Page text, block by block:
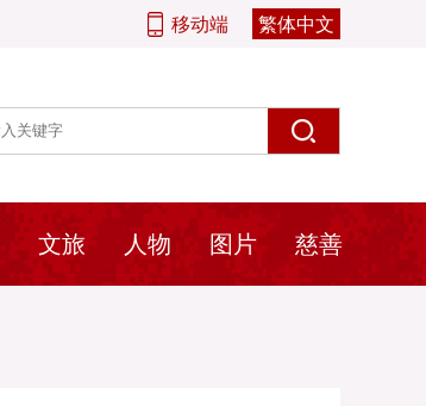
移动端 繁体中文
文旅 人物 图片 慈善